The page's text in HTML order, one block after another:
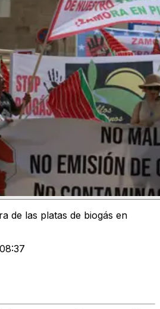
de las platas de biogás en